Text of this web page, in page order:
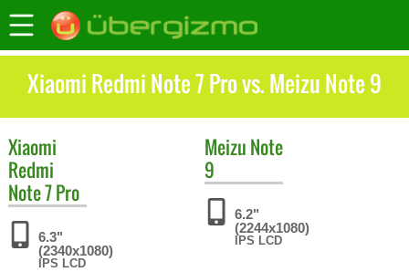
Xiaomi Redmi Note 7 Pro vs. Meizu Note 9
Xiaomi
Redmi
Note 7 Pro
6.3"
(2340x1080)
IPS LCD
Meizu Note
9
6.2"
(2244x1080)
IPS LCD